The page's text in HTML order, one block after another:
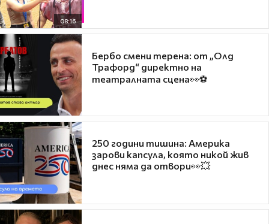
08:16
Бербо смени терена: от „Олд
Трафорд“ директно на
театралната сцена👀⚽
250 години тишина: Америка
зарови капсула, която никой жив
днес няма да отвори👀💥